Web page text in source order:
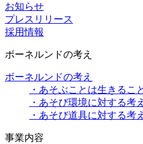
お知らせ
プレスリリース
採用情報
ボーネルンドの考え
ボーネルンドの考え
・あそぶことは生きるこ
・あそび環境に対する考
・あそび道具に対する考
事業内容